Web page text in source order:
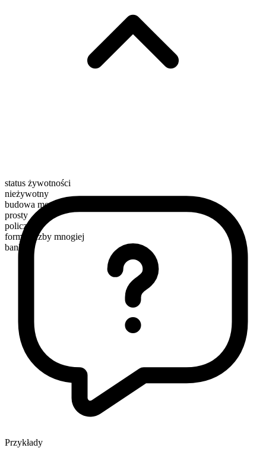
status żywotności
nieżywotny
budowa morfologiczna
prosty
policzalny
forma liczby mnogiej
banks
Przykłady